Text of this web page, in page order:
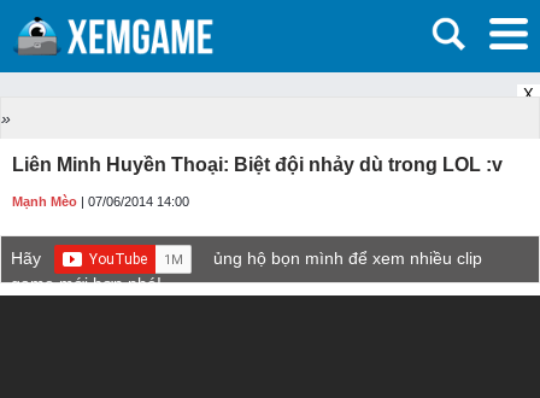
X
»
Liên Minh Huyền Thoại: Biệt đội nhảy dù trong LOL :v
Mạnh Mèo | 07/06/2014 14:00
Hãy
ủng hộ bọn mình để xem nhiều clip
game mới hơn nhé!